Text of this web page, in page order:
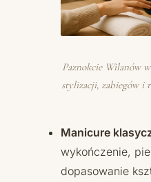
Paznokcie Wilanów
stylizacji, zabiegów i
Manicure
wykończenie,
dopasowanie